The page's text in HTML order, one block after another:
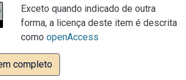
Exceto quando indicado de outra
forma, a licença deste item é descrita
como openAccess
completo